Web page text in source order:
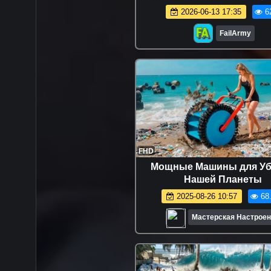
сборник смешных
2026-06-13 17:35
FailArmy
FHD
Мощные Машины для
Нашей Планеты
2025-08-26 10:57
Мастерская